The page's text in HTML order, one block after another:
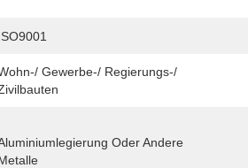
Gewerbe-/ Regierungs-/
Oder Andere